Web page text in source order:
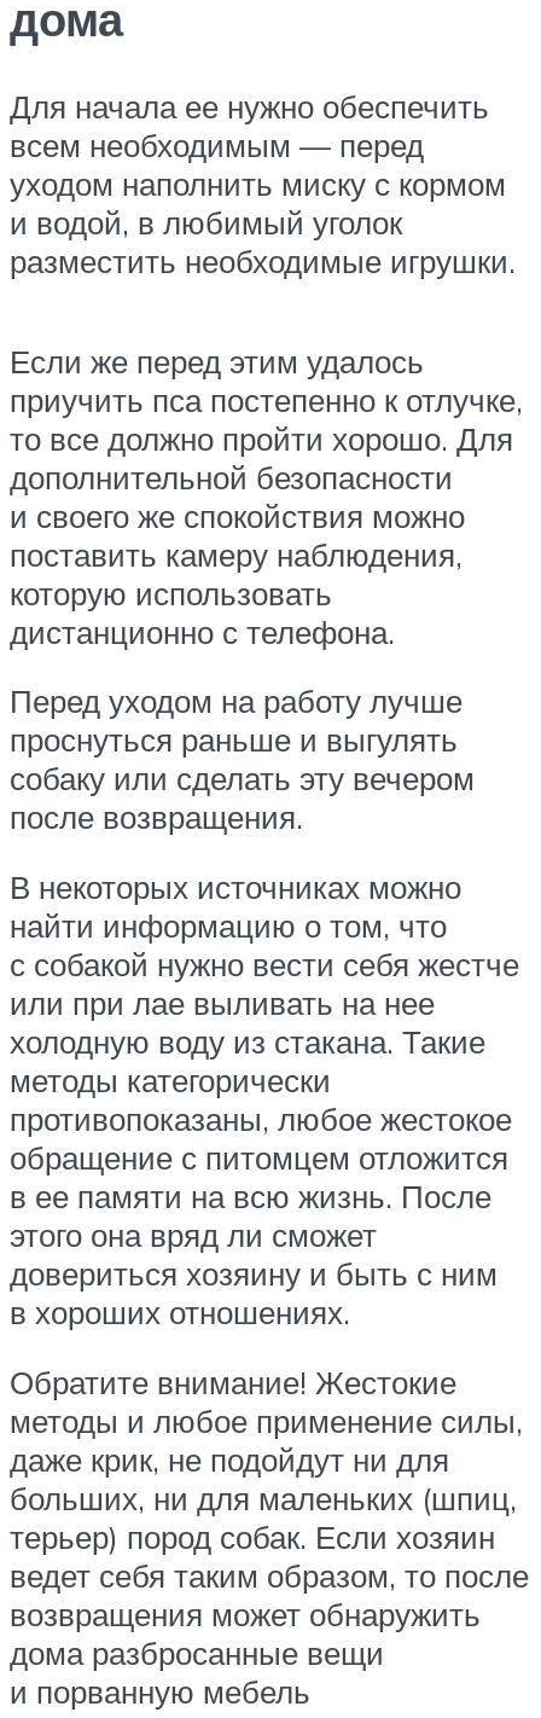
дома
Для начала ее нужно обеспечить
всем необходимым — перед
уходом наполнить миску с кормом
и водой, в любимый уголок
разместить необходимые игрушки.
Если же перед этим удалось
приучить пса постепенно к отлучке,
то все должно пройти хорошо. Для
дополнительной безопасности
и своего же спокойствия можно
поставить камеру наблюдения,
которую использовать
дистанционно с телефона.
Перед уходом на работу лучше
проснуться раньше и выгулять
собаку или сделать эту вечером
после возвращения.
В некоторых источниках можно
найти информацию о том, что
с собакой нужно вести себя жестче
или при лае выливать на нее
холодную воду из стакана. Такие
методы категорически
противопоказаны, любое жестокое
обращение с питомцем отложится
в ее памяти на всю жизнь. После
этого она вряд ли сможет
довериться хозяину и быть с ним
в хороших отношениях.
Обратите внимание! Жестокие
методы и любое применение силы,
даже крик, не подойдут ни для
больших, ни для маленьких (шпиц,
терьер) пород собак. Если хозяин
ведет себя таким образом, то после
возвращения может обнаружить
дома разбросанные вещи
и порванную мебель